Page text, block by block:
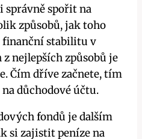
správně spořit na
způsobů, jak toho
finanční stabilitu v
z nejlepších způsobů je
Čím dříve začnete, tím
důchodové účtu.
fondů je dalším
si zajistit peníze na